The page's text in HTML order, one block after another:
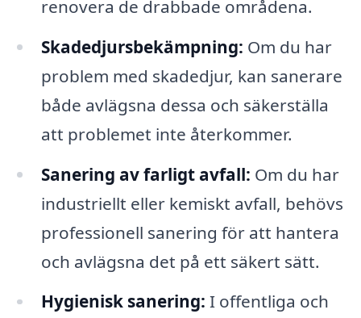
renovera de drabbade områdena.
Skadedjursbekämpning: Om du har
problem med skadedjur, kan sanerare
både avlägsna dessa och säkerställa
att problemet inte återkommer.
Sanering av farligt avfall: Om du har
industriellt eller kemiskt avfall, behövs
professionell sanering för att hantera
och avlägsna det på ett säkert sätt.
Hygienisk sanering: I offentliga och